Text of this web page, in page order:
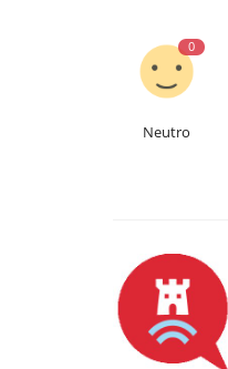
0
Neutro